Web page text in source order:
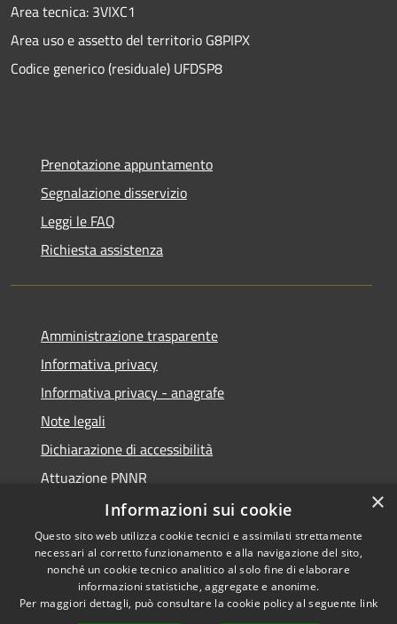
Area tecnica: 3VIXC1
Area uso e assetto del territorio G8PIPX
Codice generico (residuale) UFDSP8
Prenotazione appuntamento
Segnalazione disservizio
Leggi le FAQ
Richiesta assistenza
Amministrazione trasparente
Informativa privacy
Informativa privacy - anagrafe
Note legali
Dichiarazione di accessibilità
Attuazione PNNR
Whistleblowing
RSS
Accessibilità
Copyright © 2026 • Comune di
×
Informazioni sui cookie
Questo sito web utilizza cookie tecnici e assimilati strettamente
necessari al corretto funzionamento e alla navigazione del sito,
nonché un cookie tecnico analitico al solo fine di elaborare
informazioni statistiche, aggregate e anonime.
Per maggiori dettagli, può consultare la cookie policy al seguente link